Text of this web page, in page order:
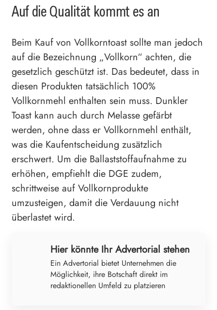
Auf die Qualität kommt es an
Beim Kauf von Vollkorntoast sollte man jedoch
auf die Bezeichnung „Vollkorn“ achten, die
gesetzlich geschützt ist. Das bedeutet, dass in
diesen Produkten tatsächlich 100%
Vollkornmehl enthalten sein muss. Dunkler
Toast kann auch durch Melasse gefärbt
werden, ohne dass er Vollkornmehl enthält,
was die Kaufentscheidung zusätzlich
erschwert. Um die Ballaststoffaufnahme zu
erhöhen, empfiehlt die DGE zudem,
schrittweise auf Vollkornprodukte
umzusteigen, damit die Verdauung nicht
überlastet wird.
Hier könnte Ihr Advertorial stehen
Ein Advertorial bietet Unternehmen die
Möglichkeit, ihre Botschaft direkt im
redaktionellen Umfeld zu platzieren